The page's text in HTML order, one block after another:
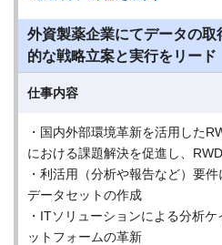
外資製薬企業にてデータの
的な戦略立案と実行をリード
仕事内容
・国内外部環境革新を活用した
における課題解決を促進し、
・利活用（分析や報告など）要
データセットの作成
・ITソリューションによる分析
ットフォームの革新